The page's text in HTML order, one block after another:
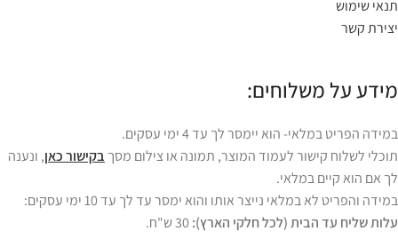
תנאי שימוש
יצירת קשר
מידע על משלוחים:
במידה הפריט במלאי- הוא יימסר לך עד 4 ימי עסקים.
תוכלי לשלוח קישור לעמוד המוצר, תמונה או צילום מסך בקישור כאן, ונענה
לך אם הוא קיים במלאי.
במידה והפריט לא במלאי נייצר אותו והוא ימסר עד לך עד 10 ימי עסקים:
עלות שליח עד הבית (לכל חלקי הארץ):